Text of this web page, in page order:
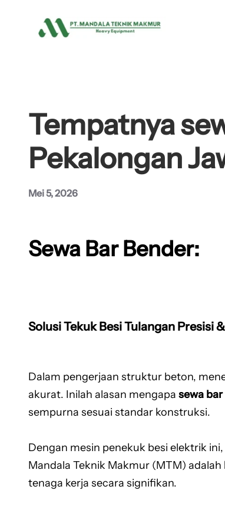
Tempatnya
Pekalongan
Mei 5, 2026
Sewa Bar Bender:
Solusi Tekuk Besi Tulangan Presisi
Dalam pengerjaan struktur beton,
akurat. Inilah alasan mengapa sewa
sempurna sesuai standar konstruksi.
Dengan mesin penekuk besi elektrik
Mandala Teknik Makmur (MTM)
tenaga kerja secara signifikan.